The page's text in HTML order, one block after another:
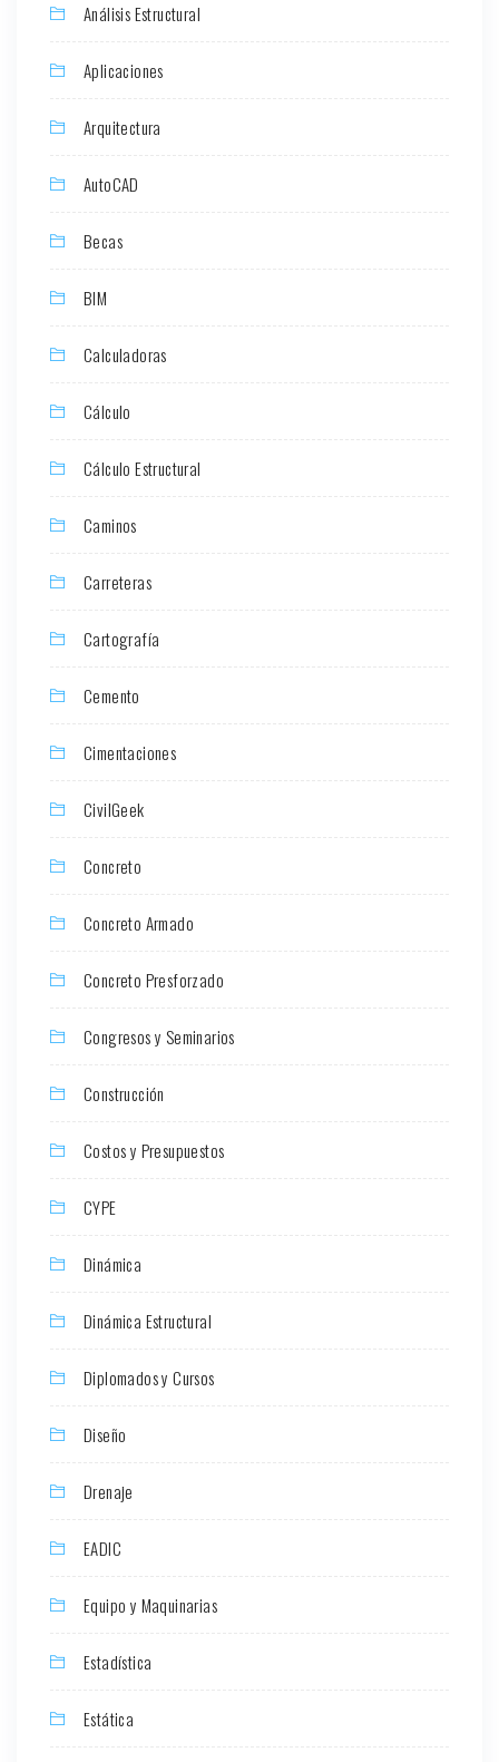
Análisis Estructural
Aplicaciones
Arquitectura
AutoCAD
Becas
BIM
Calculadoras
Cálculo
Cálculo Estructural
Caminos
Carreteras
Cartografía
Cemento
Cimentaciones
CivilGeek
Concreto
Concreto Armado
Concreto Presforzado
Congresos y Seminarios
Construcción
Costos y Presupuestos
CYPE
Dinámica
Dinámica Estructural
Diplomados y Cursos
Diseño
Drenaje
EADIC
Equipo y Maquinarias
Estadística
Estática